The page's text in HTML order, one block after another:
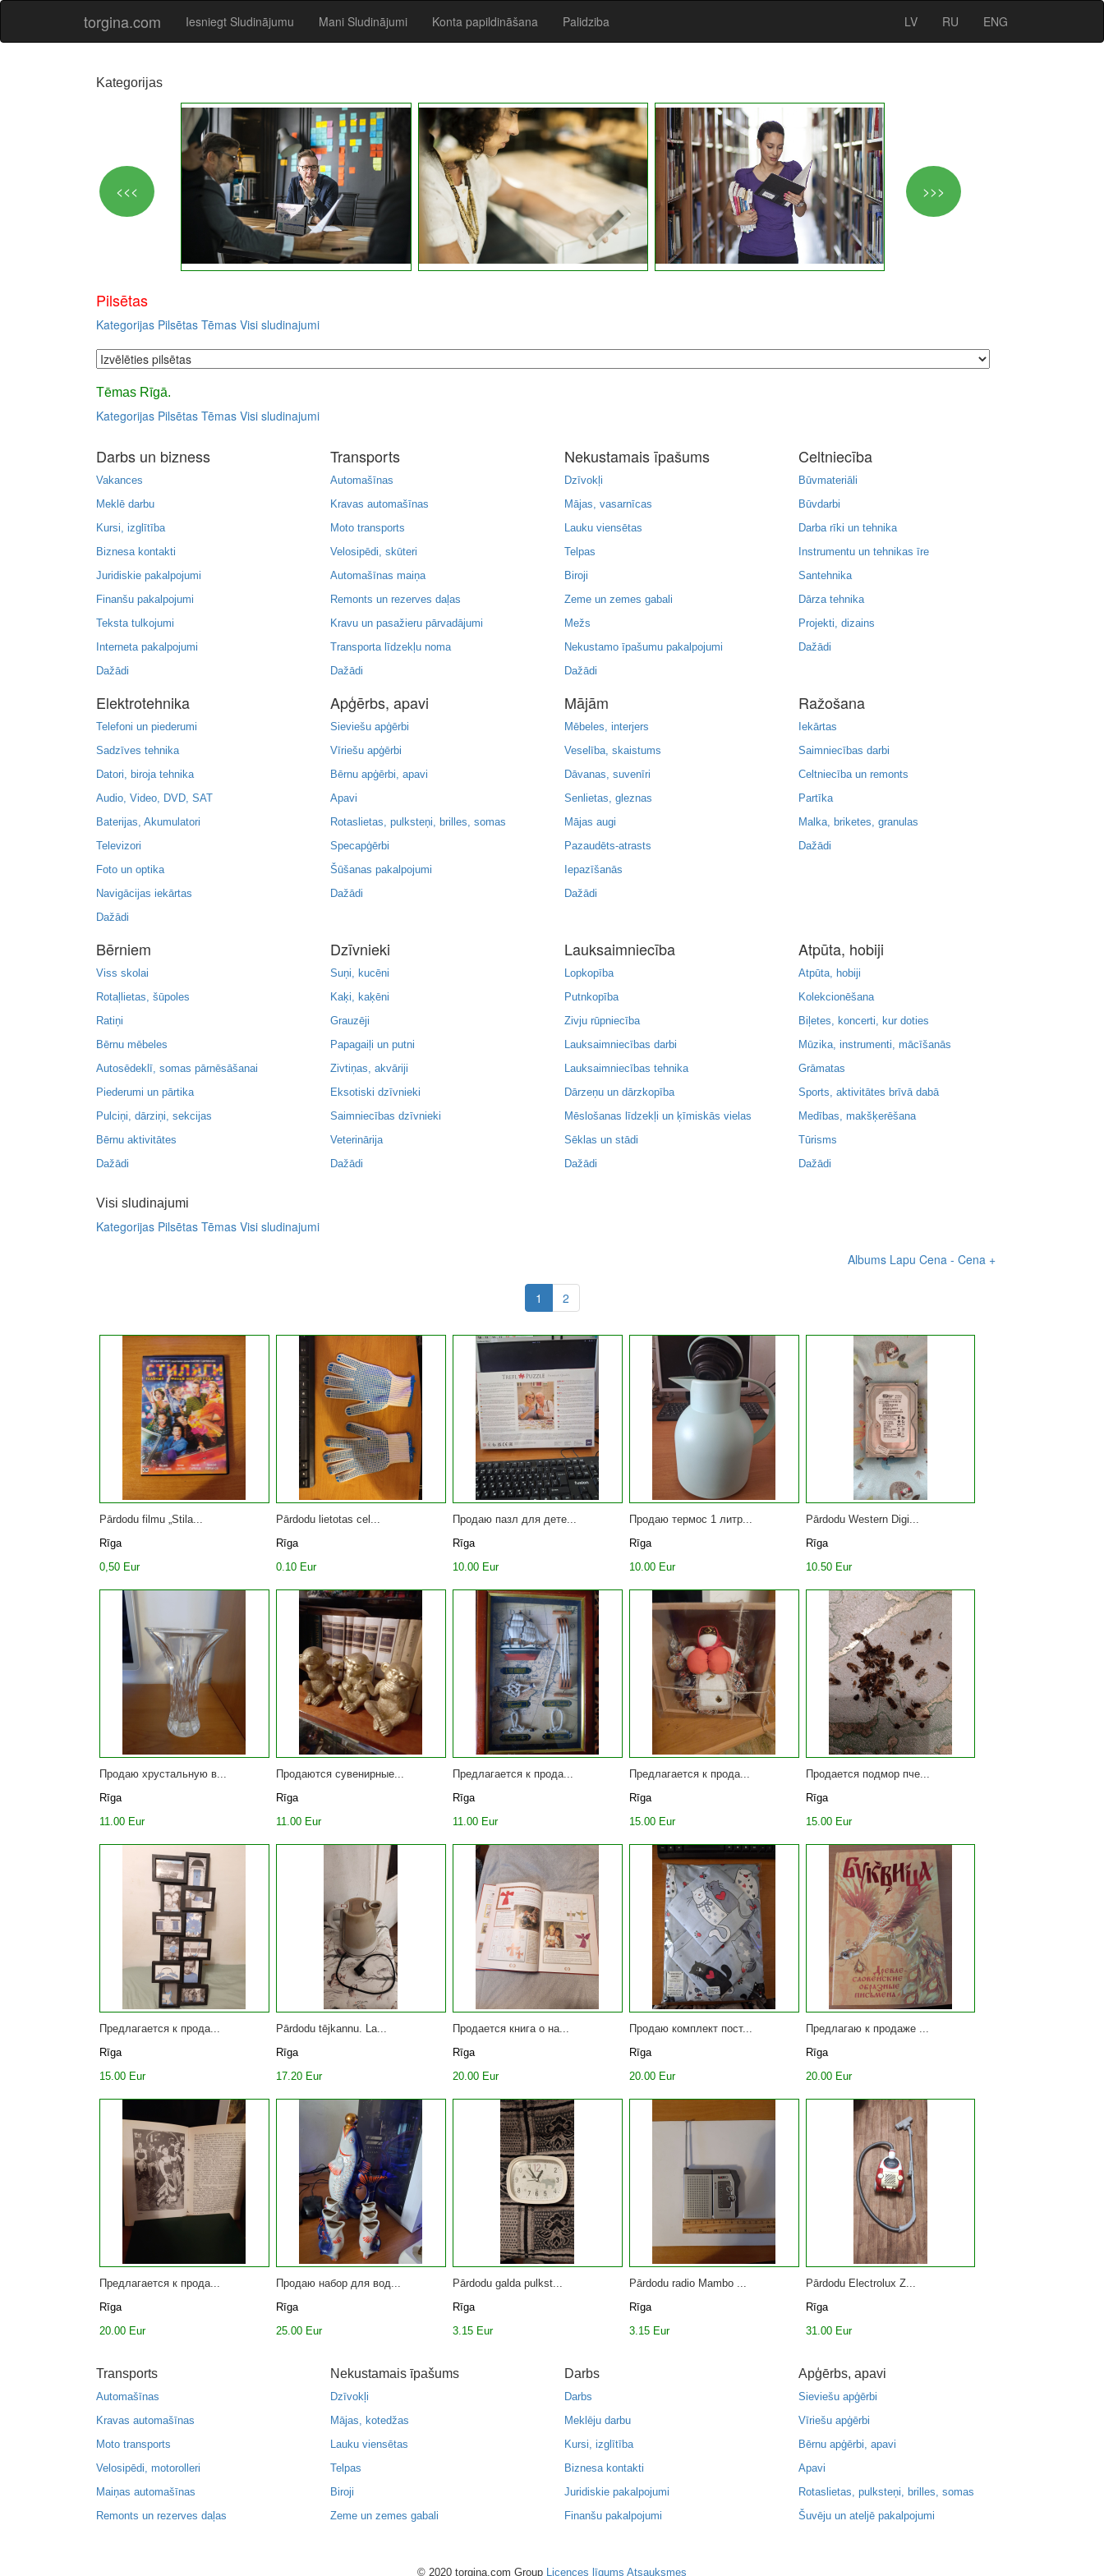
torgina.com Iesniegt Sludinājumu Mani Sludinājumi Konta papildināšana Palidziba LV RU ENG
Kategorijas
Pilsētas
Kategorijas Pilsētas Tēmas Visi sludinajumi
Tēmas Rīgā.
Kategorijas Pilsētas Tēmas Visi sludinajumi
Darbs un bizness
Vakances
Meklē darbu
Kursi, izglītība
Biznesa kontakti
Juridiskie pakalpojumi
Finanšu pakalpojumi
Teksta tulkojumi
Interneta pakalpojumi
Dažādi
Transports
Automašīnas
Kravas automašīnas
Moto transports
Velosipēdi, skūteri
Automašīnas maiņa
Remonts un rezerves daļas
Kravu un pasažieru pārvadājumi
Transporta līdzekļu noma
Dažādi
Nekustamais īpašums
Dzīvokļi
Mājas, vasarnīcas
Lauku viensētas
Telpas
Biroji
Zeme un zemes gabali
Mežs
Nekustamo īpašumu pakalpojumi
Dažādi
Celtniecība
Būvmateriāli
Būvdarbi
Darba rīki un tehnika
Instrumentu un tehnikas īre
Santehnika
Dārza tehnika
Projekti, dizains
Dažādi
Elektrotehnika
Telefoni un piederumi
Sadzīves tehnika
Datori, biroja tehnika
Audio, Video, DVD, SAT
Baterijas, Akumulatori
Televizori
Foto un optika
Navigācijas iekārtas
Dažādi
Apģērbs, apavi
Sieviešu apģērbi
Vīriešu apģērbi
Bērnu apģērbi, apavi
Apavi
Rotaslietas, pulksteņi, brilles, somas
Specapģērbi
Šūšanas pakalpojumi
Dažādi
Mājām
Mēbeles, interjers
Veselība, skaistums
Dāvanas, suvenīri
Senlietas, gleznas
Mājas augi
Pazaudēts-atrasts
Iepazīšanās
Dažādi
Ražošana
Iekārtas
Saimniecības darbi
Celtniecība un remonts
Partīka
Malka, briketes, granulas
Dažādi
Bērniem
Viss skolai
Rotaļlietas, šūpoles
Ratiņi
Bērnu mēbeles
Autosēdeklī, somas pārnēsāšanai
Piederumi un pārtika
Pulciņi, dārziņi, sekcijas
Bērnu aktivitātes
Dažādi
Dzīvnieki
Suņi, kucēni
Kaķi, kaķēni
Grauzēji
Papagaiļi un putni
Zivtiņas, akvāriji
Eksotiski dzīvnieki
Saimniecības dzīvnieki
Veterinārija
Dažādi
Lauksaimniecība
Lopkopība
Putnkopība
Zivju rūpniecība
Lauksaimniecības darbi
Lauksaimniecības tehnika
Dārzeņu un dārzkopība
Mēslošanas līdzekļi un ķīmiskās vielas
Sēklas un stādi
Dažādi
Atpūta, hobiji
Atpūta, hobiji
Kolekcionēšana
Biļetes, koncerti, kur doties
Mūzika, instrumenti, mācīšanās
Grāmatas
Sports, aktivitātes brīvā dabā
Medības, makšķerēšana
Tūrisms
Dažādi
Visi sludinajumi
Kategorijas Pilsētas Tēmas Visi sludinajumi
Albums Lapu Cena - Cena +
1 2
Pārdodu filmu „Stila...
Rīga
0,50 Eur
Pārdodu lietotas cel...
Rīga
0.10 Eur
Продаю пазл для дете...
Rīga
10.00 Eur
Продаю термос 1 литр...
Rīga
10.00 Eur
Pārdodu Western Digi...
Rīga
10.50 Eur
Продаю хрустальную в...
Rīga
11.00 Eur
Продаются сувенирные...
Rīga
11.00 Eur
Предлагается к прода...
Rīga
11.00 Eur
Предлагается к прода...
Rīga
15.00 Eur
Продается подмор пче...
Rīga
15.00 Eur
Предлагается к прода...
Rīga
15.00 Eur
Pārdodu tējkannu. La...
Rīga
17.20 Eur
Продается книга о на...
Rīga
20.00 Eur
Продаю комплект пост...
Rīga
20.00 Eur
Предлагаю к продаже ...
Rīga
20.00 Eur
Предлагается к прода...
Rīga
20.00 Eur
Продаю набор для вод...
Rīga
25.00 Eur
Pārdodu galda pulkst...
Rīga
3.15 Eur
Pārdodu radio Mambo ...
Rīga
3.15 Eur
Pārdodu Electrolux Z...
Rīga
31.00 Eur
Transports
Automašīnas
Kravas automašīnas
Moto transports
Velosipēdi, motorolleri
Maiņas automašīnas
Remonts un rezerves daļas
Nekustamais īpašums
Dzīvokļi
Mājas, kotedžas
Lauku viensētas
Telpas
Biroji
Zeme un zemes gabali
Darbs
Darbs
Meklēju darbu
Kursi, izglītība
Biznesa kontakti
Juridiskie pakalpojumi
Finanšu pakalpojumi
Apģērbs, apavi
Sieviešu apģērbi
Vīriešu apģērbi
Bērnu apģērbi, apavi
Apavi
Rotaslietas, pulksteņi, brilles, somas
Šuvēju un ateljē pakalpojumi
© 2020 torgina.com Group Licences līgums Atsauksmes